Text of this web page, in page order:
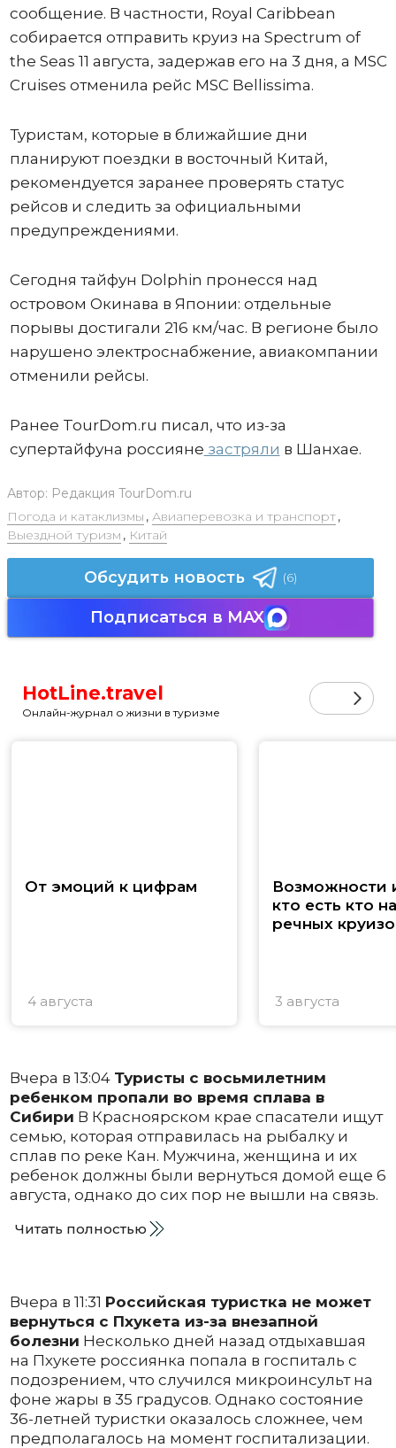
сообщение. В частности, Royal Caribbean
собирается отправить круиз на Spectrum of
the Seas 11 августа, задержав его на 3 дня, а MSC
Cruises отменила рейс MSC Bellissima.
Туристам, которые в ближайшие дни
планируют поездки в восточный Китай,
рекомендуется заранее проверять статус
рейсов и следить за официальными
предупреждениями.
Сегодня тайфун Dolphin пронесся над
островом Окинава в Японии: отдельные
порывы достигали 216 км/час. В регионе было
нарушено электроснабжение, авиакомпании
отменили рейсы.
Ранее TourDom.ru писал, что из-за
супертайфуна россияне застряли в Шанхае.
Автор: Редакция TourDom.ru
Погода и катаклизмы , Авиаперевозка и транспорт,
Выездной туризм , Китай
Обсудить новость (6)
Подписаться в MAX
HotLine.travel
Онлайн-журнал о жизни в туризме
От эмоций к цифрам
4 августа
Возможности
кто есть кто
речных
3 августа
Вчера в 13:04 Туристы с восьмилетним
ребенком пропали во время сплава в
Сибири В Красноярском крае спасатели ищут
семью, которая отправилась на рыбалку и
сплав по реке Кан. Мужчина, женщина и их
ребенок должны были вернуться домой еще 6
августа, однако до сих пор не вышли на связь.
Читать полностью
Вчера в 11:31 Российская туристка не может
вернуться с Пхукета из-за внезапной
болезни Несколько дней назад отдыхавшая
на Пхукете россиянка попала в госпиталь с
подозрением, что случился микроинсульт на
фоне жары в 35 градусов. Однако состояние
36-летней туристки оказалось сложнее, чем
предполагалось на момент госпитализации.